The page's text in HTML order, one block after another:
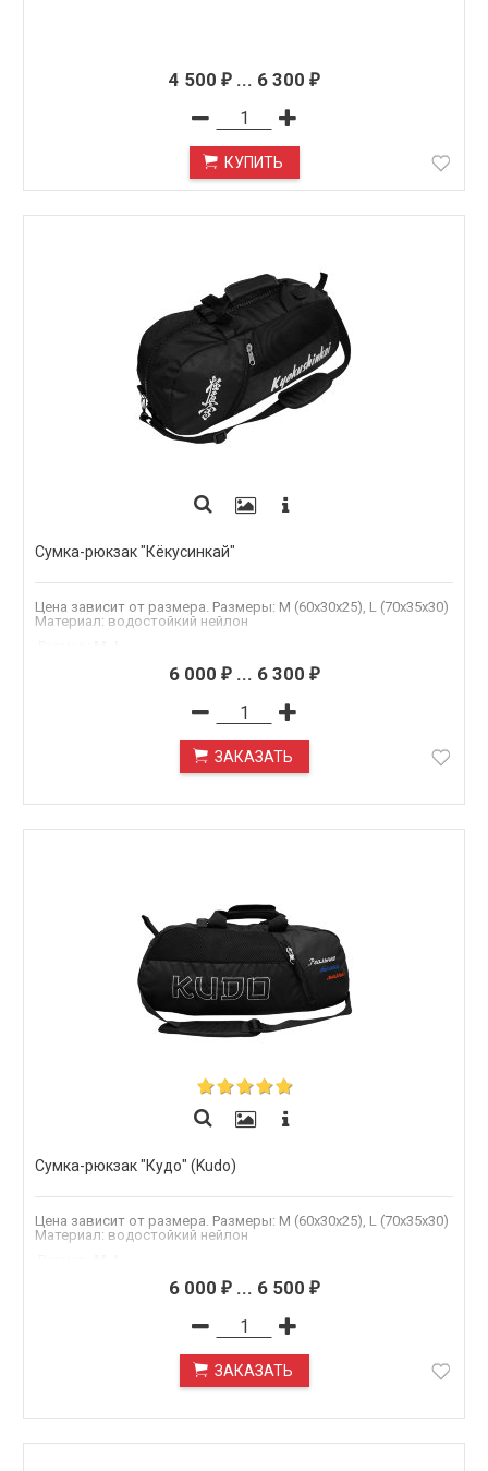
4 500 ₽... 6 300 ₽
КУПИТЬ
Сумка-рюкзак "Кёкусинкай"
Цена зависит от размера. Размеры: M (60х30х25), L (70х35х30)
Материал: водостойкий нейлон
6 000 ₽... 6 300 ₽
ЗАКАЗАТЬ
Сумка-рюкзак "Кудо" (Kudo)
Цена зависит от размера. Размеры: M (60х30х25), L (70х35х30)
Материал: водостойкий нейлон
Оксфорд 600, Оксфорд 1680
6 000 ₽... 6 500 ₽
ЗАКАЗАТЬ